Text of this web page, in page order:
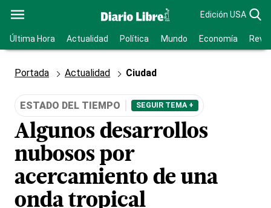
Edición USA
Última Hora Actualidad Política Mundo Economía
Portada Actualidad Ciudad
ESTADO DEL TIEMPO SEGUIR TEMA +
Algunos desarrollos
nubosos por
acercamiento de una
onda tropical